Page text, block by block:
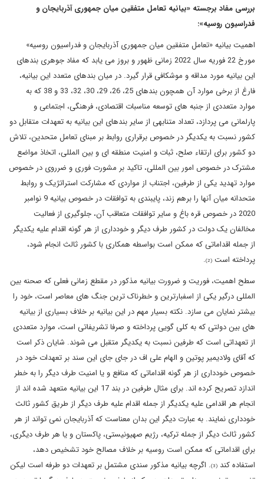
بررسی مفاد برجسته «بیانیه تعامل متفقین میان جمهوری آذربایجان و
فدراسیون روسیه»:
اهمیت بیانیه «تعامل متفقین میان جمهوری آذربایجان و فدراسیون روسیه»
مورخ 22 فوریه سال 2022 زمانی ظهور و بروز می یابد که مفاد جوهری بندهای
این بیانیه مورد مداقه و موشکافی قرار گیرد. در میان بندهای متعدد این بیانیه،
فارغ از برخی موارد آن همچون بندهای 25، 26، 29، 30، 32، 33 و 38 که به
موارد متعددی از جنبه های توسعه مناسبات اقتصادی، فرهنگی، اجتماعی و
پارلمانی می پردازد، تعداد متنابهی از سایر بندهای این بیانیه به تعهدات متقابل دو
کشور نسبت به یکدیگر در خصوص برقراری روابط بر مبنای تعامل متحدین، تلاش
دو کشور برای ارتقاء صلح، ثبات و امنیت منطقه ای و بین المللی، اتخاذ مواضع
مشترک در خصوص امور بین المللی، تاکید بر مشورت فوری و ضرروی در خصوص
موارد تهدید یکی از طرفین، اجتناب از مواردی که مشارکت استراتژیک و روابط
متحدانه میان آنها را برهم زند، پایبندی به توافقات در خصوص بیانیه 9 نوامبر
2020 در خصوص قره باغ و سایر توافقات متعاقب آن، جلوگیری از فعالیت
مخالفان یک دولت در کشور طرف دیگر و خودداری از هر گونه اقدام علیه یکدیگر
از جمله اقداماتی که ممکن است بواسطه همکاری با کشور ثالث انجام شود،
پرداخته است (2)
.
سطح اهمیت، فوریت و ضرورت بیانیه مذکور در مقطع زمانی فعلی که صحنه بین
المللی درگیر یکی از اسفبارترین و خطرناک ترین جنگ های معاصر است، خود را
بیشتر نمایان می سازد. نکته بسیار مهم در این بیانیه بر خلاف بسیاری از بیانیه
های بین دولتی که به کلی گویی پرداخته و صرفا تشریفاتی است، موارد متعددی
از تعهداتی است که طرفین نسبت به یکدیگر متقبل می شوند. شایان ذکر است
که آقای ولادیمیر پوتین و الهام علی اف در جای جای این سند بر تعهدات خود در
خصوص خودداری از هر گونه اقداماتی که منافع و یا امنیت طرف دیگر را به خطر
اندازد تصریح کرده اند. برای مثال طرفین در بند 17 این بیانیه متعهد شده اند از
انجام هر اقدامی علیه یکدیگر از جمله اقدام علیه طرف دیگر از طریق کشور ثالث
خودداری نمایند. به عبارت دیگر این بدان معناست که آذربایجان نمی تواند از هر
کشور ثالث دیگر از جمله ترکیه، رژیم صهیونیستی، پاکستان و یا هر طرف دیگری،
برای اقداماتی که ممکن است روسیه بر خلاف مصالح خود تشخیص دهد،
استفاده کند (3)
. اگرچه بیانیه مذکور سندی مشتمل بر تعهدات دو طرفه است لیکن